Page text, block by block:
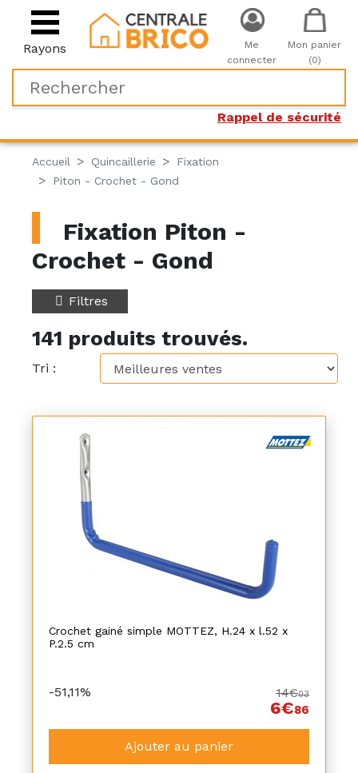
Rayons
Rappel de sécurité
Me
connecter
Mon panier
(0)
Accueil Quincaillerie
Fixation
Piton - Crochet - Gond
Fixation Piton -
Crochet - Gond
Filtres
141 produits trouvés.
Tri :
Crochet gainé simple MOTTEZ, H.24 x l.52 x
P.2.5 cm
-51,11% 14€03
6€86
Ajouter au panier